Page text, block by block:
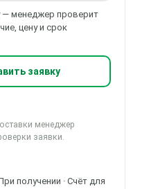
— менеджер проверит
цену и срок
заявку
менеджер
заявки.
получении · Счёт для